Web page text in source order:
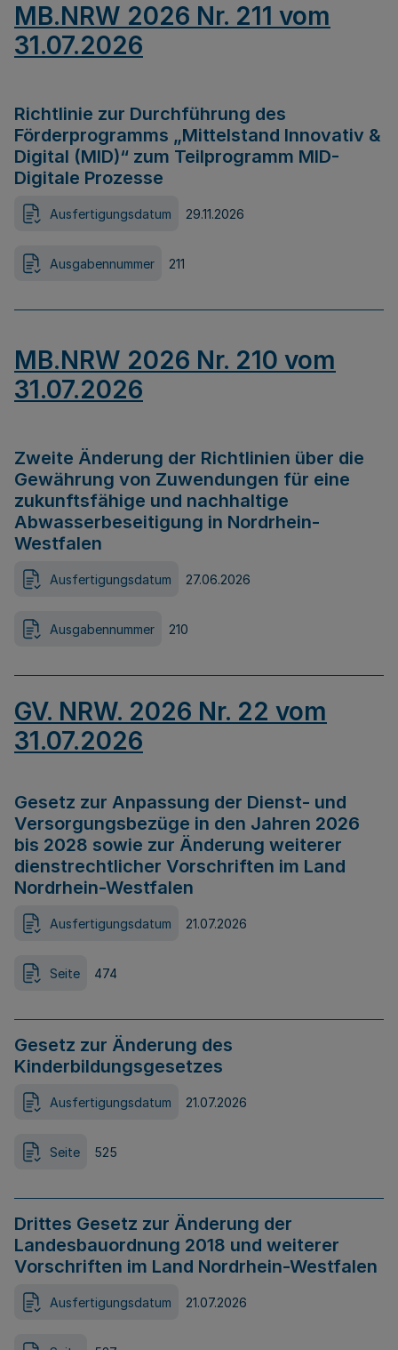
MB.NRW 2026 Nr. 211 vom
31.07.2026
Richtlinie zur Durchführung des
Förderprogramms „Mittelstand Innovativ &
Digital (MID)“ zum Teilprogramm MID-
Digitale Prozesse
Ausfertigungsdatum 29.11.2026
Ausgabennummer 211
MB.NRW 2026 Nr. 210 vom
31.07.2026
Zweite Änderung der Richtlinien über die
Gewährung von Zuwendungen für eine
zukunftsfähige und nachhaltige
Abwasserbeseitigung in Nordrhein-
Westfalen
Ausfertigungsdatum 27.06.2026
Ausgabennummer 210
GV. NRW. 2026 Nr. 22 vom
31.07.2026
Gesetz zur Anpassung der Dienst- und
Versorgungsbezüge in den Jahren 2026
bis 2028 sowie zur Änderung weiterer
dienstrechtlicher Vorschriften im Land
Nordrhein-Westfalen
Ausfertigungsdatum 21.07.2026
Seite 474
Gesetz zur Änderung des
Kinderbildungsgesetzes
Ausfertigungsdatum 21.07.2026
Seite 525
Drittes Gesetz zur Änderung der
Landesbauordnung 2018 und weiterer
Vorschriften im Land Nordrhein-Westfalen
Ausfertigungsdatum 21.07.2026